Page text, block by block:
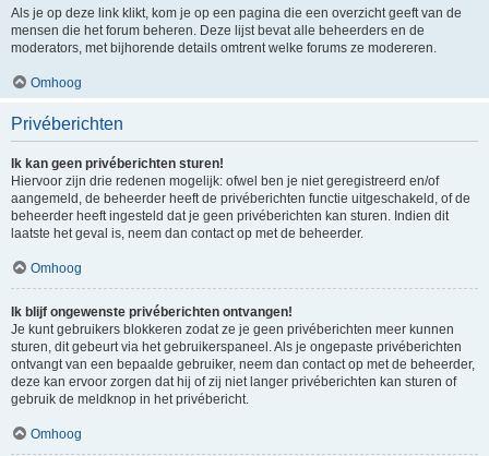
Als je op deze link klikt, kom je op een pagina die een overzicht geeft van de
mensen die het forum beheren. Deze lijst bevat alle beheerders en de
moderators, met bijhorende details omtrent welke forums ze modereren.
Omhoog
Privéberichten
Ik kan geen privéberichten sturen!
Hiervoor zijn drie redenen mogelijk: ofwel ben je niet geregistreerd en/of
aangemeld, de beheerder heeft de privéberichten functie uitgeschakeld, of de
beheerder heeft ingesteld dat je geen privéberichten kan sturen. Indien dit
laatste het geval is, neem dan contact op met de beheerder.
Omhoog
Ik blijf ongewenste privéberichten ontvangen!
Je kunt gebruikers blokkeren zodat ze je geen privéberichten meer kunnen
sturen, dit gebeurt via het gebruikerspaneel. Als je ongepaste privéberichten
ontvangt van een bepaalde gebruiker, neem dan contact op met de beheerder,
deze kan ervoor zorgen dat hij of zij niet langer privéberichten kan sturen of
gebruik de meldknop in het privébericht.
Omhoog